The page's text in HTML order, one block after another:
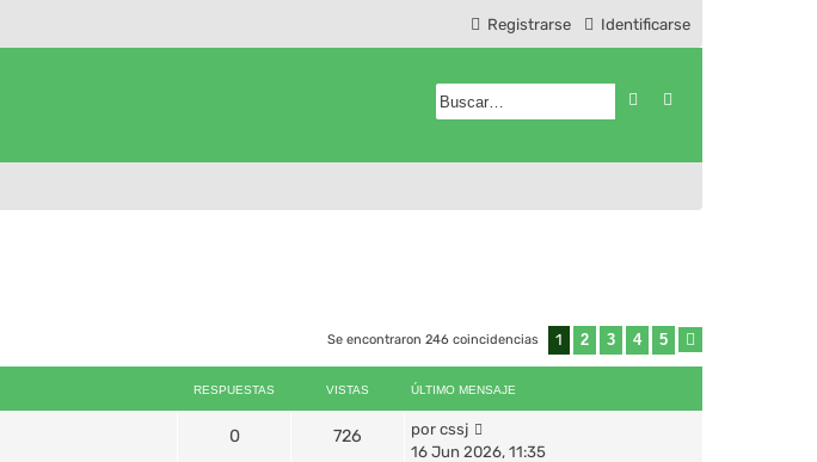
Identificarse
Registrarse
Buscar
Se encontraron 246 coincidencias 1 2 3 4 5
RESPUESTAS VISTAS ÚLTIMO MENSAJE
0 726 por cssj
16 Jun 2026, 11:35